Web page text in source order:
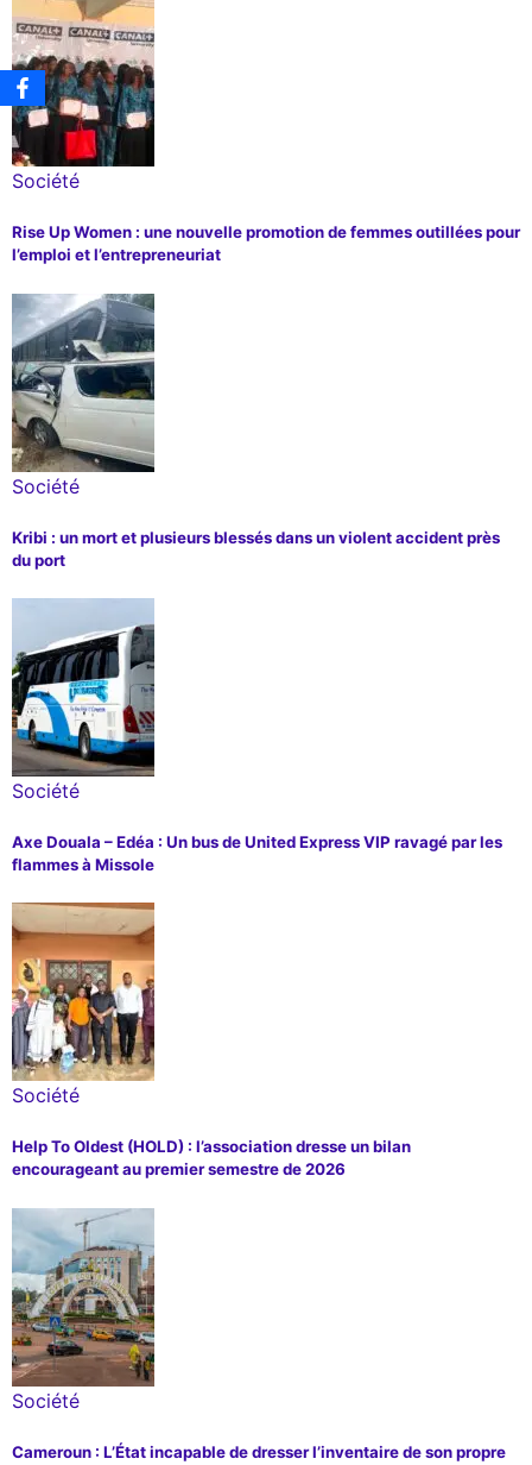
Société
Rise Up Women : une nouvelle promotion de femmes outillées pour
l’emploi et l’entrepreneuriat
Société
Kribi : un mort et plusieurs blessés dans un violent accident près
du port
Société
Axe Douala – Edéa : Un bus de United Express VIP ravagé par les
flammes à Missole
Société
Help To Oldest (HOLD) : l’association dresse un bilan
encourageant au premier semestre de 2026
Société
Cameroun : L’État incapable de dresser l’inventaire de son propre